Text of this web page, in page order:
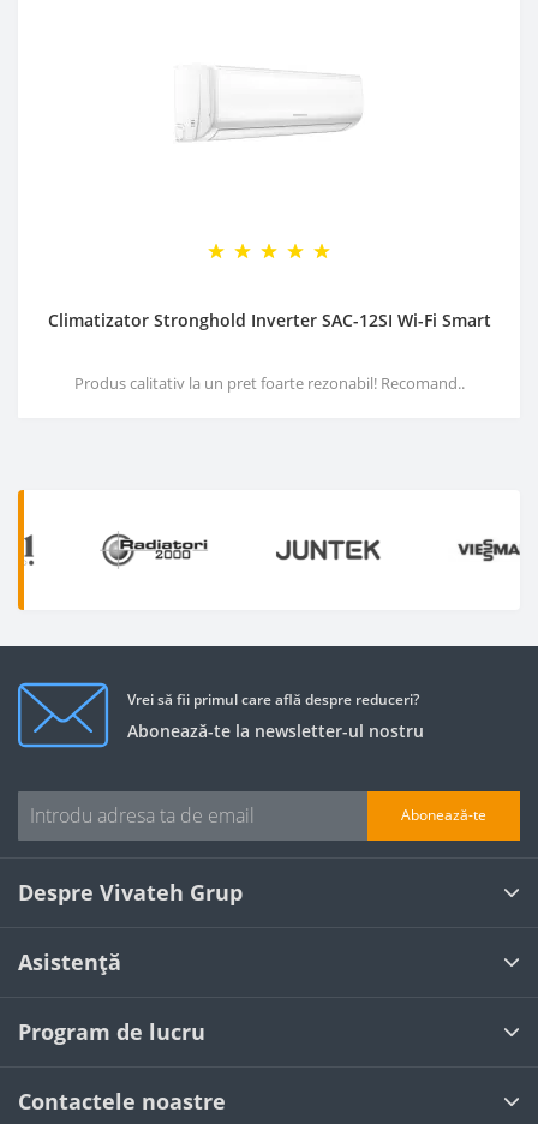
Climatizator Stronghold Inverter SAC-12SI Wi-Fi Smart
Produs calitativ la un pret foarte rezonabil! Recomand..
Vrei să fii primul care află despre reduceri?
Abonează-te la newsletter-ul nostru
Abonează-te
Despre Vivateh Grup
Asistență
Program de lucru
Contactele noastre